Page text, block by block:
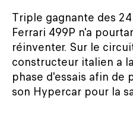
Triple gagnante des
Ferrari 499P n'a
réinventer. Sur le
constructeur italien a
phase d'essais afin
son Hypercar pour la